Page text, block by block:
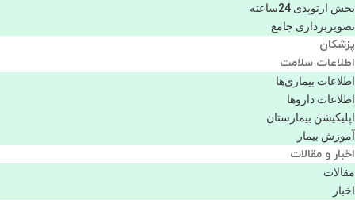
بخش ارتوپدی 24ساعته
تصویربرداری جامع
پزشكان
اطلاعات سلامت
اطلاعات بیماری‌ها
اطلاعات دارو‌ها
اپليكيشن بيمارستان
آموزش بیمار
اخبار و مقالات
مقالات
اخبار